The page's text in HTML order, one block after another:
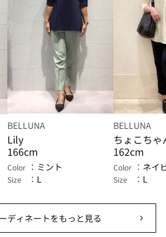
BELLUNA
Lily
166cm
Color ミント
Size L
BELLUNA
ちょこちゃ
162cm
Color ネイ
Size L
ディネートをもっと見る